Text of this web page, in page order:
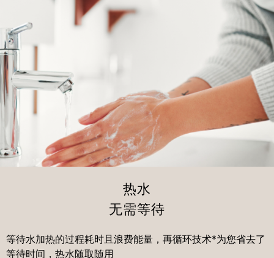
热水
无需等待
等待水加热的过程耗时且浪费能量，再循环技术*为您省去了
等待时间，热水随取随用